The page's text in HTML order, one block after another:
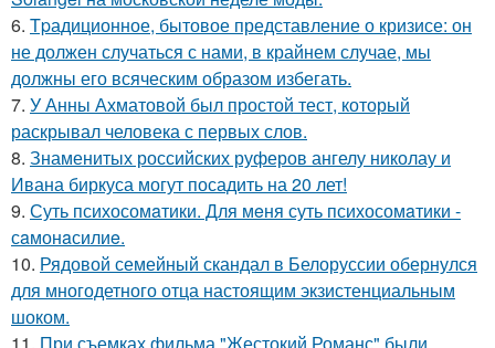
6. Tpадиционное, бытовое представление о кризисе: он
не должен случаться с нами, в крайнем случае, мы
должны его всяческим образом избегать.
7. У Анны Ахматовой был простой тест, который
раскрывал человека с первых слов.
8. Знаменитых российских руферов ангелу николау и
Ивана биркуса могут посадить на 20 лет!
9. Суть психосомaтики. Для мeня суть психосомaтики -
сaмонaсилиe.
10. Рядовой семейный скандал в Белоруссии обернулся
для многодетного отца настоящим экзистенциальным
шоком.